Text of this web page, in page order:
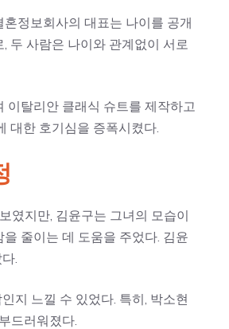
정보회사의 대표는 나이를 공개
두 사람은 나이와 관계없이 서로
이탈리안 클래식 슈트를 제작하고
대한 호기심을 증폭시켰다.
였지만, 김윤구는 그녀의 모습이
줄이는 데 도움을 주었다. 김윤
.
지 느낄 수 있었다. 특히, 박소현
드러워졌다.